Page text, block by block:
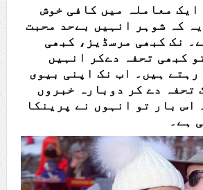
معاملہ میں کافی خوش
کہ شوہر انہیں بےحد محبت
نک کبھی مرسڈیز، کبھی
کبھی تحفہ دےکر انہیں
ہیں۔ اب نک اپنی بیوی
تحفہ دے کر دوبارہ خبروں
اس بار تو انہوں نے پرینکا
ہے۔